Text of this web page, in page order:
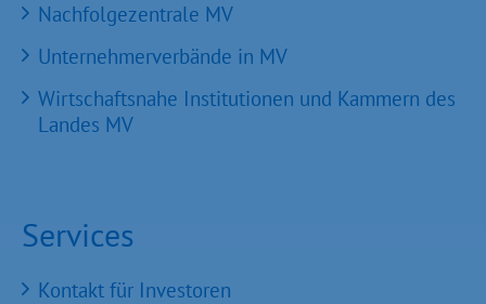
Nachfolgezentrale MV
Unternehmerverbände in MV
Wirtschaftsnahe Institutionen und Kammern des
Landes MV
Services
Kontakt für Investoren